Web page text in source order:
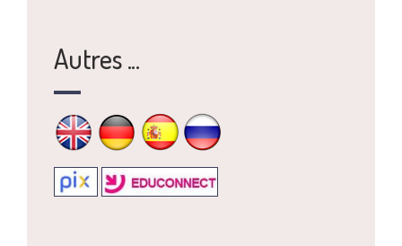
Autres ...